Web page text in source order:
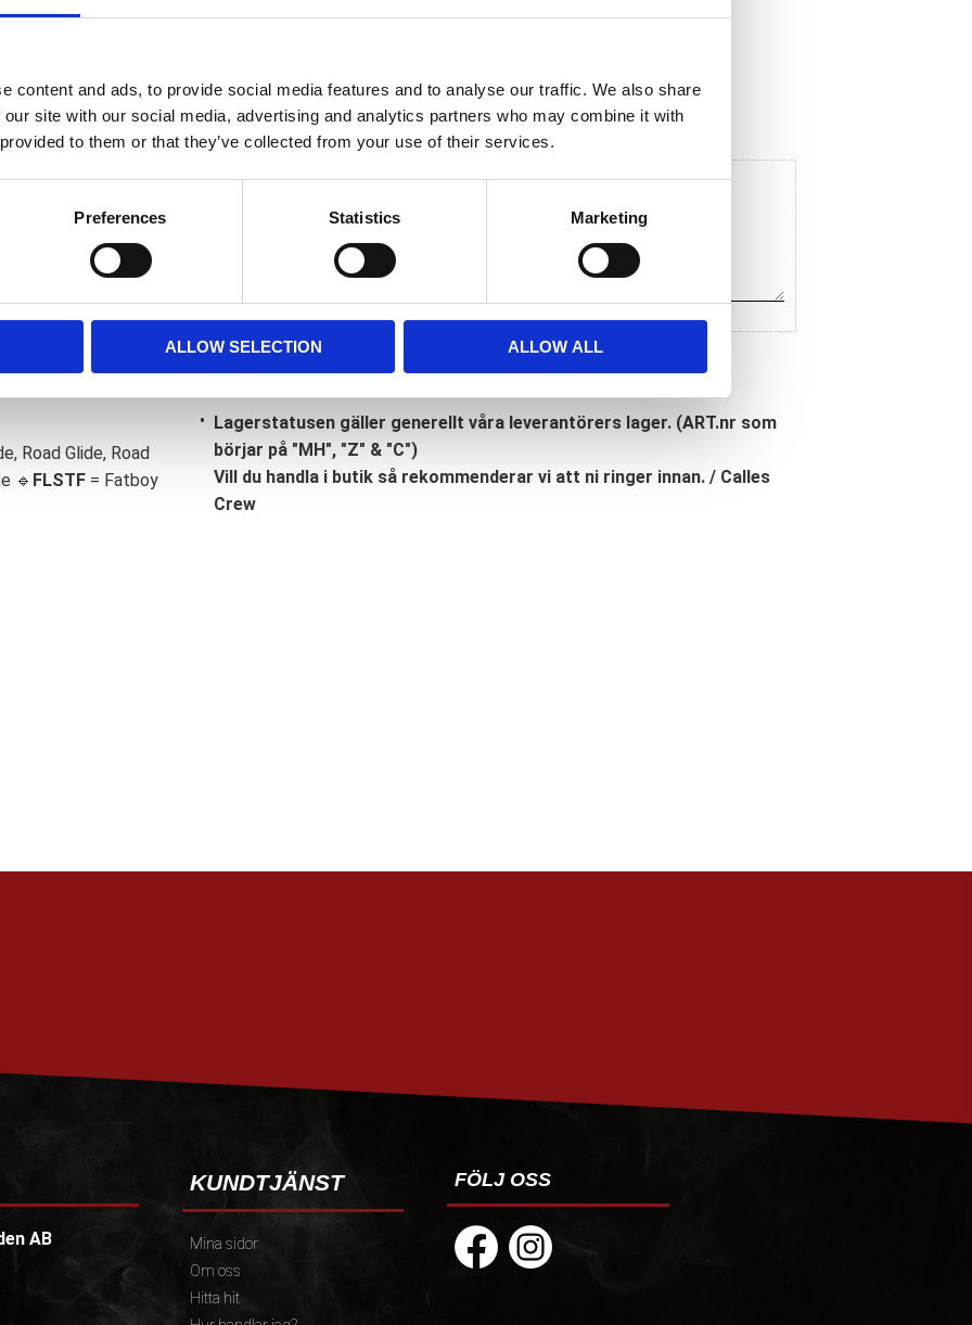
content and ads, to provide social media features and to analyse our traffic. We also share
site with our social media, advertising and analytics partners who may combine it with
to them or that they’ve collected from your use of their services.
Preferences Statistics Marketing
ALLOW SELECTION ALLOW ALL
Dela med dig
c
b
o
Road Glide, Road
🔹 FLSTF = Fatboy
Lagerstatusen gäller generellt våra leverantörers lager. (ART.nr som
börjar på "MH", "Z" & "C")
Vill du handla i butik så rekommenderar vi att ni ringer innan. / Calles
Crew
AB
KUNDTJÄNST
Mina sidor
Om oss
Hitta hit
FÖLJ OSS